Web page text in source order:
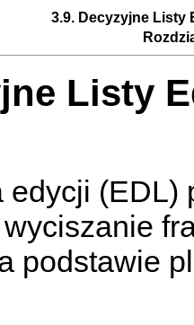
3.9. Decyzyjne Listy
Listy
edycji (EDL)
podstawie